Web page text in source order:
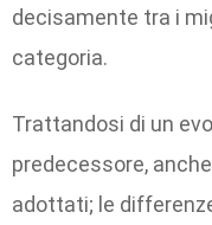
decisamente tra i
categoria.
Trattandosi di un
predecessore,
adottati; le